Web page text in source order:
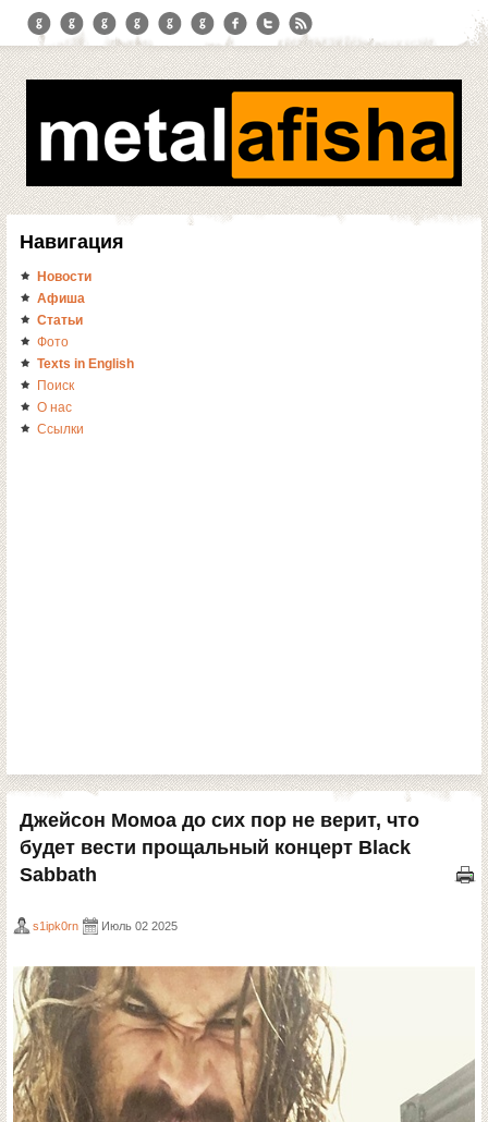
Навигация
Новости
Афиша
Статьи
Фото
Texts in English
Поиск
О нас
Ссылки
Джейсон Момоа до сих пор не верит, что
будет вести прощальный концерт Black
Sabbath
s1ipk0rn Июль 02 2025